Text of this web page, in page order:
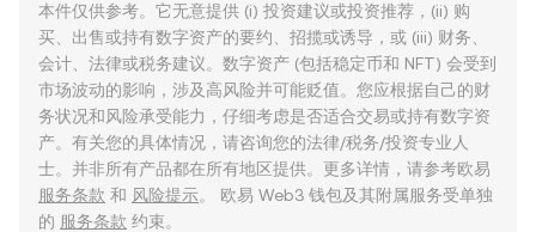
本件仅供参考。它无意提供 (i) 投资建议或投资推荐，(ii) 购
买、出售或持有数字资产的要约、招揽或诱导，或 (iii) 财务、
会计、法律或税务建议。数字资产 (包括稳定币和 NFT) 会受到
市场波动的影响，涉及高风险并可能贬值。您应根据自己的财
务状况和风险承受能力，仔细考虑是否适合交易或持有数字资
产。有关您的具体情况，请咨询您的法律/税务/投资专业人
士。并非所有产品都在所有地区提供。更多详情，请参考欧易
服务条款 和 风险提示。 欧易 Web3 钱包及其附属服务受单独
的 服务条款 约束。